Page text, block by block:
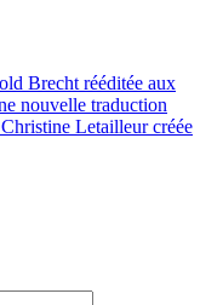
Brecht rééditée aux
nouvelle traduction
Letailleur créée